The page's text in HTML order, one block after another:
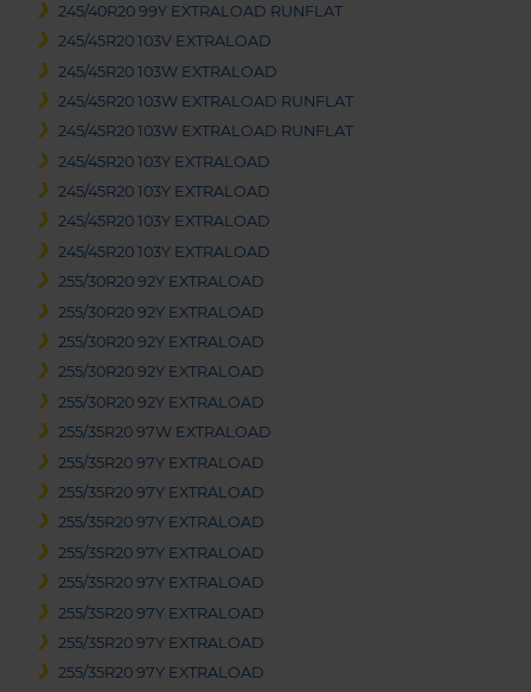
245/40R20 99Y EXTRALOAD RUNFLAT
245/45R20 103V EXTRALOAD
245/45R20 103W EXTRALOAD
245/45R20 103W EXTRALOAD RUNFLAT
245/45R20 103W EXTRALOAD RUNFLAT
245/45R20 103Y EXTRALOAD
245/45R20 103Y EXTRALOAD
245/45R20 103Y EXTRALOAD
245/45R20 103Y EXTRALOAD
255/30R20 92Y EXTRALOAD
255/30R20 92Y EXTRALOAD
255/30R20 92Y EXTRALOAD
255/30R20 92Y EXTRALOAD
255/30R20 92Y EXTRALOAD
255/35R20 97W EXTRALOAD
255/35R20 97Y EXTRALOAD
255/35R20 97Y EXTRALOAD
255/35R20 97Y EXTRALOAD
255/35R20 97Y EXTRALOAD
255/35R20 97Y EXTRALOAD
255/35R20 97Y EXTRALOAD
255/35R20 97Y EXTRALOAD
255/35R20 97Y EXTRALOAD